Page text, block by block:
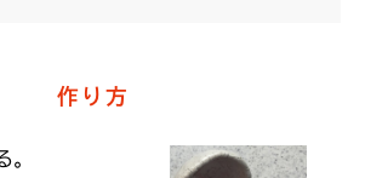
作り方
。